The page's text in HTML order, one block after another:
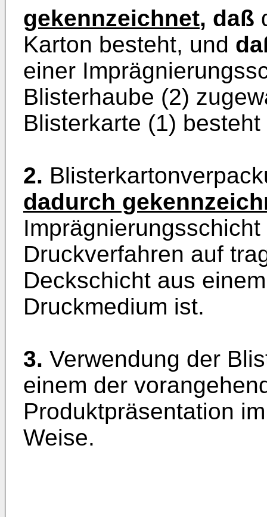
gekennzeichnet, daß
Karton besteht, und
einer
Blisterhaube (2)
Blisterkarte (1)
2.
dadurch
Druckverfahren auf
Deckschicht aus
Druckmedium ist.
3. Verwendung der
einem der
Produktpräsentation
Weise.